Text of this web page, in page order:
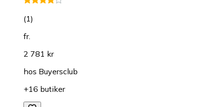
(1)
fr.
2 781 kr
hos Buyersclub
+16 butiker